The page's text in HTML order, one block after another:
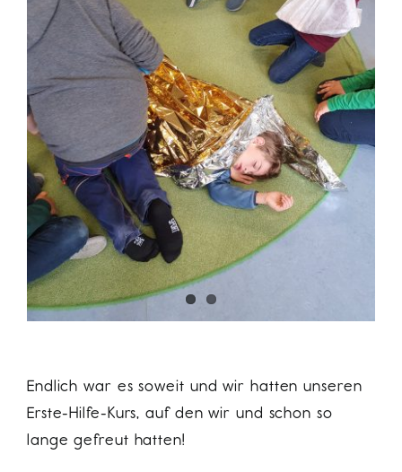
Endlich war es soweit und wir hatten unseren
Erste-Hilfe-Kurs, auf den wir und schon so
lange gefreut hatten!